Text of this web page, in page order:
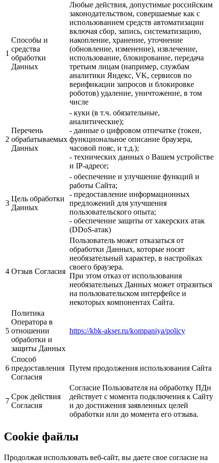
1
Способы и
средства
обработки
Данных
Любые действия, допустимые российским
законодательством, совершаемые как с
использованием средств автоматизации
включая сбор, запись, систематизацию,
накопление, хранение, уточнение
(обновление, изменение), извлечение,
использование, блокирование, передача
третьим лицам (например, службам
аналитики Яндекс, VK, сервисов по
верификации запросов и блокировке
роботов) удаление, уничтожение, в том
числе
2
Перечень
обрабатываемых
Данных
- куки (в т.ч. обязательные,
аналитические);
- данные о цифровом отпечатке (токен,
функциональное описание браузера,
часовой пояс, и т.д.);
- технических данных о Вашем устройстве
и IP-адресе;
3
Цель обработки
Данных
- обеспечение и улучшение функций и
работы Сайта;
- предоставление информационных
предложений для улучшения
пользовательского опыта;
- обеспечение защиты от хакерских атак
(DDoS-атак)
4 Отзыв Согласия
Пользователь может отказаться от
обработки Данных, которые носят
необязательный характер, в настройках
своего браузера.
При этом отказ от использования
необязательных Данных может отразиться
на пользовательском интерфейсе и
некоторых компонентах Сайта.
5
Политика
Оператора в
отношении
обработки и
защиты Данных
https://kbk-akser.ru/kompaniya/policy
6
Способ
предоставления
Согласия
Путем продолжения использования Сайта
7
Срок действия
Согласия
Согласие Пользователя на обработку ПДн
действует с момента подключения к Сайту
и до достижения заявленных целей
обработки или до момента его отзыва.
Cookie файлы
Продолжая использовать веб-сайт, вы даете свое согласие на